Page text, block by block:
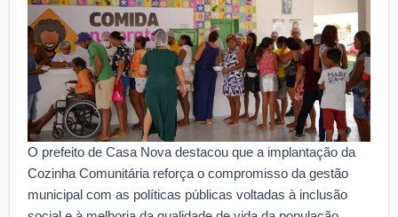
O prefeito de Casa Nova destacou que a implantação da
Cozinha Comunitária reforça o compromisso da gestão
municipal com as políticas públicas voltadas à inclusão